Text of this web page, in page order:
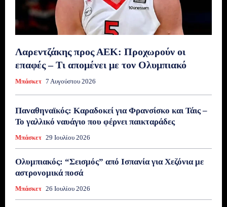
Λαρεντζάκης προς ΑΕΚ: Προχωρούν οι
επαφές – Τι απομένει με τον Ολυμπιακό
Μπάσκετ 7 Αυγούστου 2026
Παναθηναϊκός: Καραδοκεί για Φρανσίσκο και Τάις –
Το γαλλικό ναυάγιο που φέρνει παικταράδες
Μπάσκετ 29 Ιουλίου 2026
Ολυμπιακός: “Σεισμός” από Ισπανία για Χεζόνια με
αστρονομικά ποσά
Μπάσκετ 26 Ιουλίου 2026